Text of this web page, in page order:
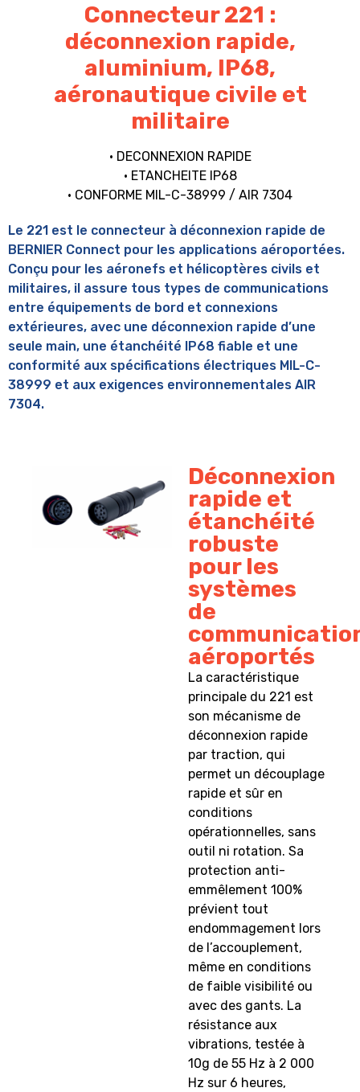
Connecteur 221 :
déconnexion rapide,
aluminium, IP68,
aéronautique civile et
militaire
• DECONNEXION RAPIDE
• ETANCHEITE IP68
• CONFORME MIL-C-38999 / AIR 7304
Le 221 est le connecteur à déconnexion rapide de
BERNIER Connect pour les applications aéroportées.
Conçu pour les aéronefs et hélicoptères civils et
militaires, il assure tous types de communications
entre équipements de bord et connexions
extérieures, avec une déconnexion rapide d’une
seule main, une étanchéité IP68 fiable et une
conformité aux spécifications électriques MIL-C-
38999 et aux exigences environnementales AIR
7304.
Déconnexion
rapide et
étanchéité
robuste
pour les
systèmes
de
aéroportés
La caractéristique
principale du 221 est
son mécanisme de
déconnexion rapide
par traction, qui
permet un découplage
rapide et sûr en
conditions
opérationnelles, sans
outil ni rotation. Sa
protection anti-
emmêlement 100%
prévient tout
endommagement lors
de l’accouplement,
même en conditions
de faible visibilité ou
avec des gants. La
résistance aux
vibrations, testée à
10g de 55 Hz à 2 000
Hz sur 6 heures,